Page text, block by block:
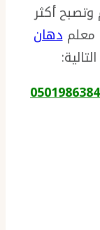
أكثر
معلمدهان
0501986384